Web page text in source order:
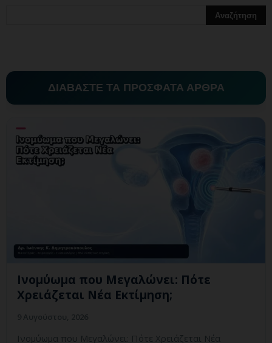
ΔΙΑΒΑΣΤΕ ΤΑ ΠΡΟΣΦΑΤΑ ΑΡΘΡΑ
Ινομύωμα που Μεγαλώνει: Πότε
Χρειάζεται Νέα Εκτίμηση;
Ινομύωμα που Μεγαλώνει: Πότε Χρειάζεται Νέα